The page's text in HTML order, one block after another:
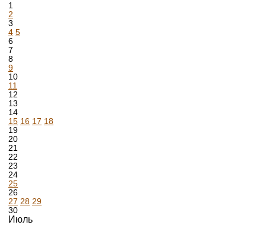
1
2
3
4 5
6
7
8
9
10
11
12
13
14
15 16 17 18
19
20
21
22
23
24
25
26
27 28 29
30
Июль